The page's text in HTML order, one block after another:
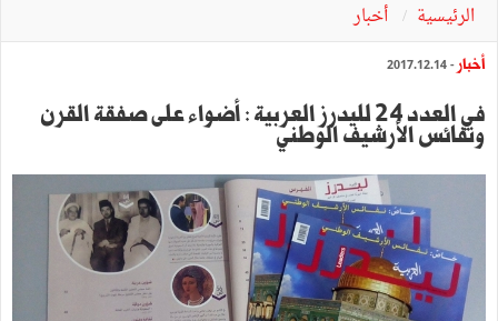
الرئيسية أخبار
أخبار - 2017.12.14
في العدد 24 لليدرز العربية : أضواء على صفقة القرن
ونفائس الأرشيف الوطني